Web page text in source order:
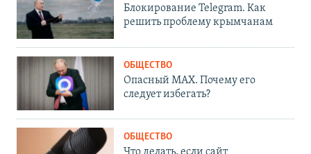
Блокирование Telegram. Как
решить проблему крымчанам
ОБЩЕСТВО
Опасный MAX. Почему его
следует избегать?
ОБЩЕСТВО